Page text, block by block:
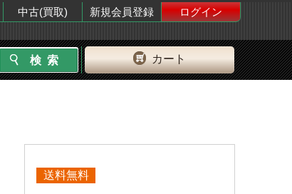
中古(買取) 新規会員登録
ログイン
カート
送料無料